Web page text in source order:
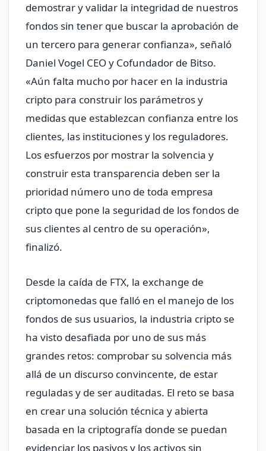
demostrar y validar la integridad de nuestros
fondos sin tener que buscar la aprobación de
un tercero para generar confianza», señaló
Daniel Vogel CEO y Cofundador de Bitso.
«Aún falta mucho por hacer en la industria
cripto para construir los parámetros y
medidas que establezcan confianza entre los
clientes, las instituciones y los reguladores.
Los esfuerzos por mostrar la solvencia y
construir esta transparencia deben ser la
prioridad número uno de toda empresa
cripto que pone la seguridad de los fondos de
sus clientes al centro de su operación»,
finalizó.
Desde la caída de FTX, la exchange de
criptomonedas que falló en el manejo de los
fondos de sus usuarios, la industria cripto se
ha visto desafiada por uno de sus más
grandes retos: comprobar su solvencia más
allá de un discurso convincente, de estar
reguladas y de ser auditadas. El reto se basa
en crear una solución técnica y abierta
basada en la criptografía donde se puedan
evidenciar los pasivos y los activos sin